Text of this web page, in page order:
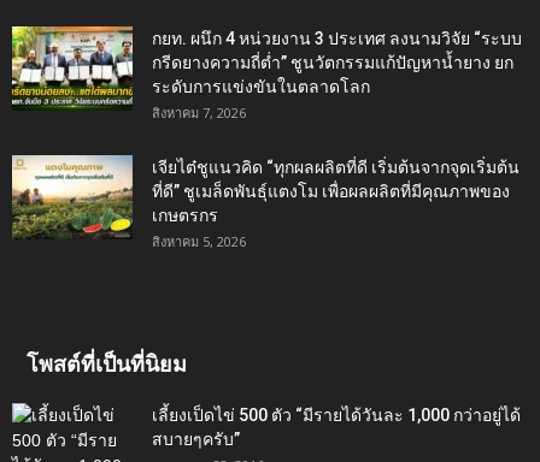
กยท. ผนึก 4 หน่วยงาน 3 ประเทศ ลงนามวิจัย “ระบบ
กรีดยางความถี่ต่ำ” ชูนวัตกรรมแก้ปัญหาน้ำยาง ยก
ระดับการแข่งขันในตลาดโลก
สิงหาคม 7, 2026
เจียไต๋ชูแนวคิด “ทุกผลผลิตที่ดี เริ่มต้นจากจุดเริ่มต้น
ที่ดี” ชูเมล็ดพันธุ์แตงโม เพื่อผลผลิตที่มีคุณภาพของ
เกษตรกร
สิงหาคม 5, 2026
โพสต์ที่เป็นที่นิยม
เลี้ยงเป็ดไข่ 500 ตัว “มีรายได้วันละ 1,000 กว่าอยู่ได้
สบายๆครับ”